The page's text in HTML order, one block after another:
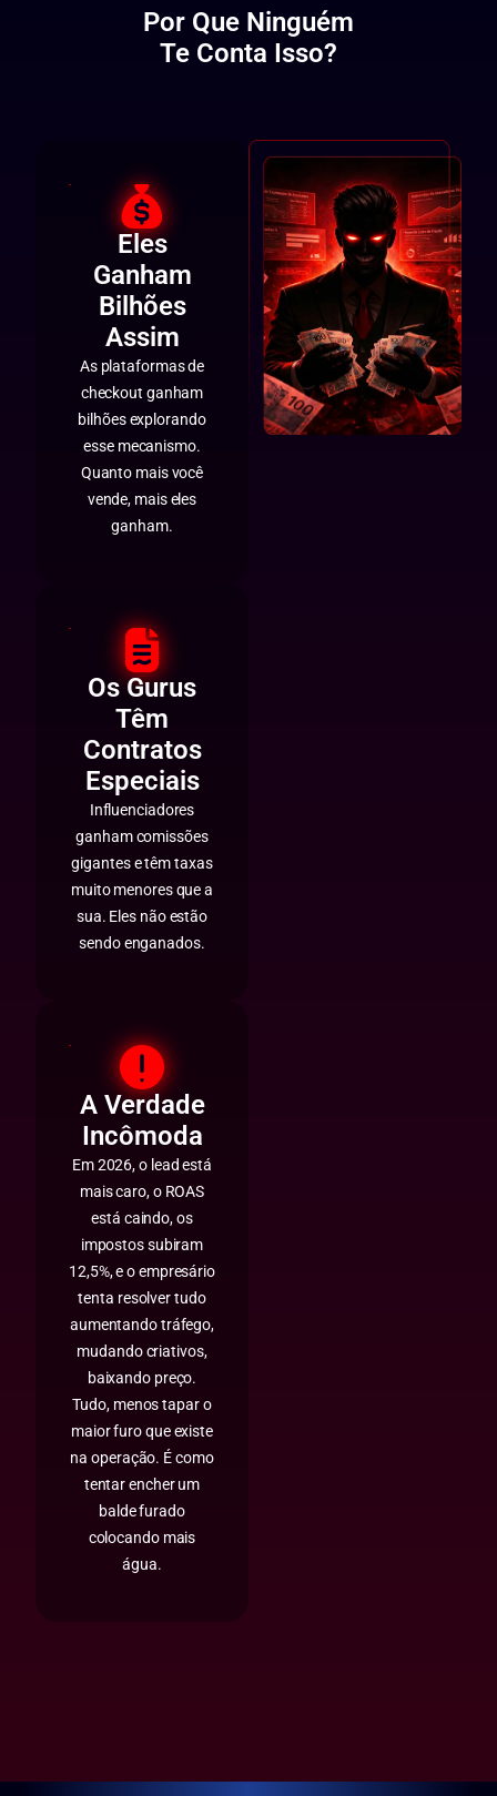
Por Que Ninguém
Te Conta Isso?
Eles
Ganham
Bilhões
Assim
As plataformas de
checkout ganham
bilhões explorando
esse mecanismo.
Quanto mais você
vende, mais eles
ganham.
Os Gurus
Têm
Contratos
Especiais
Influenciadores
ganham comissões
gigantes e têm taxas
muito menores que a
sua. Eles não estão
sendo enganados.
A Verdade
Incômoda
Em 2026, o lead está
mais caro, o ROAS
está caindo, os
impostos subiram
12,5%, e o empresário
tenta resolver tudo
aumentando tráfego,
mudando criativos,
baixando preço.
Tudo, menos tapar o
maior furo que existe
na operação. É como
tentar encher um
balde furado
colocando mais
água.